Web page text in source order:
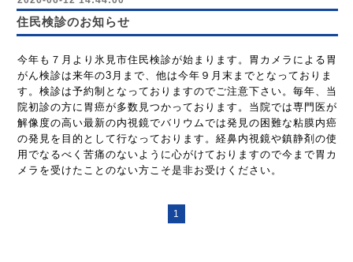
住民検診のお知らせ
今年も７ 月より氷見市住民検診が始まります。胃カメラによる胃
がん検診は来年の3月まで、他は今年９月末までとなっておりま
す。検診は予約制となっておりますのでご注意下さい。 毎年、当
院初診の方に胃癌が多数見つかっております。当院では専門医が
解像度の高い最新の内視鏡でバリウムでは発見の困難な粘膜内癌
の発見を目的として行なっております。経鼻内視鏡や鎮静剤の使
用でなるべく苦痛のないように心がけておりますので今まで胃カ
メラを受けたことのない方こそ是非お受けください。
1